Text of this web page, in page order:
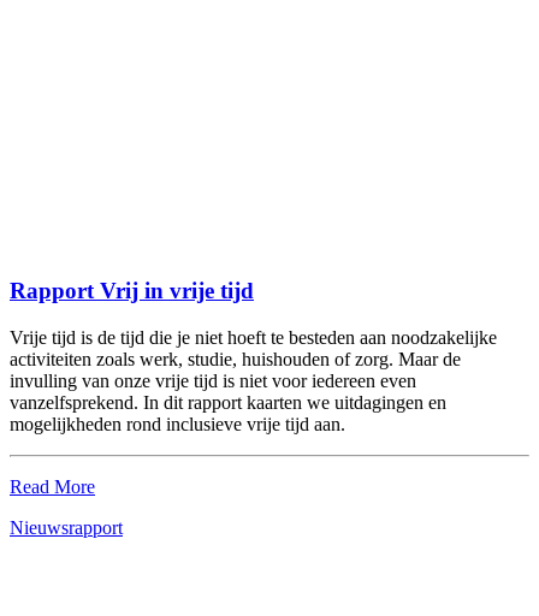
Rapport Vrij in vrije tijd
Vrije tijd is de tijd die je niet hoeft te besteden aan noodzakelijke
activiteiten zoals werk, studie, huishouden of zorg. Maar de
invulling van onze vrije tijd is niet voor iedereen even
vanzelfsprekend. In dit rapport kaarten we uitdagingen en
mogelijkheden rond inclusieve vrije tijd aan.
Read More
Nieuwsrapport